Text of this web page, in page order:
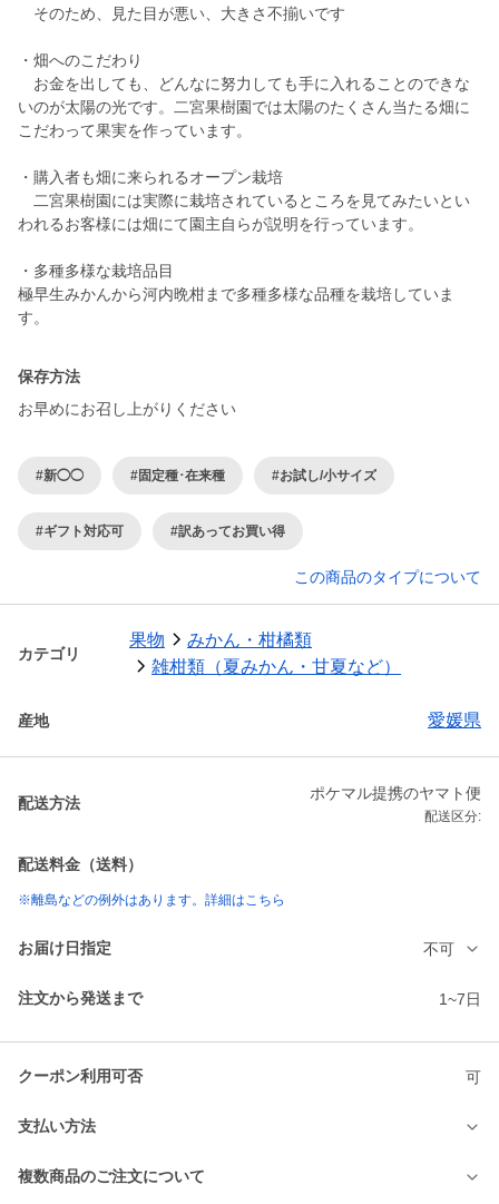
そのため、見た目が悪い、大きさ不揃いです
・畑へのこだわり
お金を出しても、どんなに努力しても手に入れることのできな
いのが太陽の光です。二宮果樹園では太陽のたくさん当たる畑に
こだわって果実を作っています。
・購入者も畑に来られるオープン栽培
二宮果樹園には実際に栽培されているところを見てみたいとい
われるお客様には畑にて園主自らが説明を行っています。
・多種多様な栽培品目
極早生みかんから河内晩柑まで多種多様な品種を栽培していま
保存方法
お早めにお召し上がりください
#新◯◯ #固定種･在来種 #お試し/小サイズ
#ギフト対応可 #訳あってお買い得
この商品のタイプについて
カテゴリ
果物
みかん・柑橘類
雑柑類（夏みかん・甘夏など）
産地 愛媛県
配送方法
ポケマル提携のヤマト便
配送区分:
配送料金（送料）
※離島などの例外はあります。詳細はこちら
お届け日指定 不可
注文から発送まで 1~7日
クーポン利用可否 可
支払い方法
複数商品のご注文について